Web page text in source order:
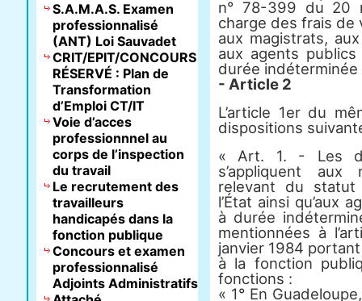
n° 78-399 du 20
charge des frais de
aux magistrats,
aux agents
durée indéterminée
- Article 2
L’article 1er du
dispositions
« Art. 1. - Les
s’appliquent aux
relevant du statut
l’État ainsi qu’aux
à durée
mentionnées à
janvier 1984
à la fonction
fonctions :
« 1° En
S.A.M.A.S. Examen
professionnalisé
(ANT) Loi Sauvadet
CRIT/EPIT/CONCOURS
RÉSERVÉ : Plan de
Transformation
d’Emploi CT/IT
Voie d’acces
professionnnel au
corps de l’inspection
du travail
Le recrutement des
travailleurs
handicapés dans la
fonction publique
Concours et examen
professionnalisé
Adjoints Administratifs